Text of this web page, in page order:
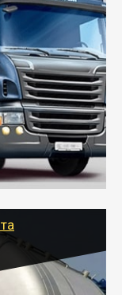
от 5 до
с
работающим
кузова и мед.
России с